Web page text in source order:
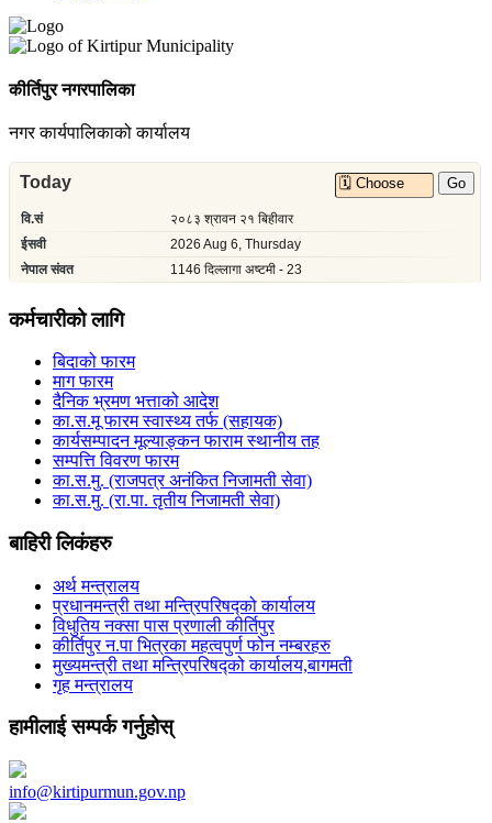
कीर्तिपुर नगरपालिका
नगर कार्यपालिकाको कार्यालय
कर्मचारीको लागि
बिदाको फारम
माग फारम
दैनिक भ्रमण भत्ताको आदेश
का.स.मू फारम स्वास्थ्य तर्फ (सहायक)
कार्यसम्पादन मूल्याङ्कन फाराम स्थानीय तह
सम्पत्ति विवरण फारम
का.स.मु. (राजपत्र अनंकित निजामती सेवा)
का.स.मु. (रा.पा. तृतीय निजामती सेवा)
बाहिरी लिकंहरु
अर्थ मन्त्रालय
प्रधानमन्त्री तथा मन्त्रिपरिषद्को कार्यालय
विधुतिय नक्सा पास प्रणाली कीर्तिपुर
कीर्तिपुर न.पा भित्रका महत्वपुर्ण फोन नम्बरहरु
मुख्यमन्त्री तथा मन्त्रिपरिषद्को कार्यालय,बागमती
गृह मन्त्रालय
हामीलाई सम्पर्क गर्नुहोस्
info@kirtipurmun.gov.np